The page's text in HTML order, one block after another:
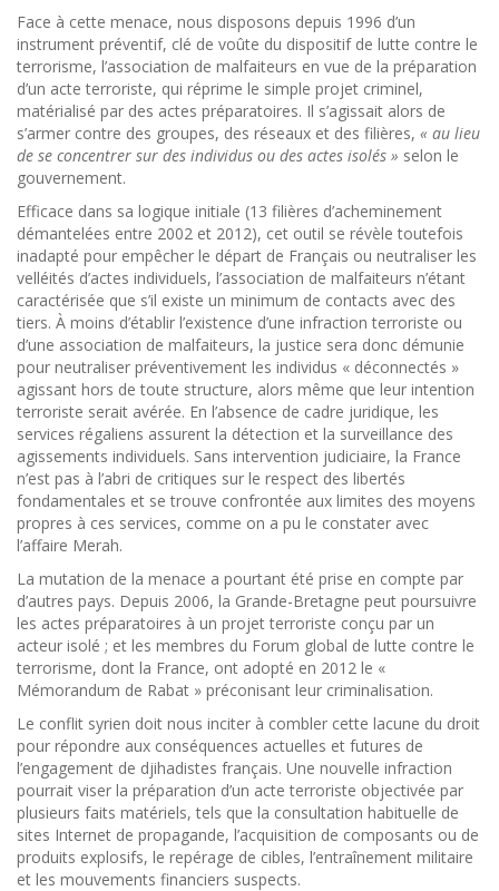
Face à cette menace, nous disposons depuis 1996 d’un
instrument préventif, clé de voûte du dispositif de lutte contre le
terrorisme, l’association de malfaiteurs en vue de la préparation
d’un acte terroriste, qui réprime le simple projet criminel,
matérialisé par des actes préparatoires. Il s’agissait alors de
s’armer contre des groupes, des réseaux et des filières, « au lieu
de se concentrer sur des individus ou des actes isolés » selon le
gouvernement.
Efficace dans sa logique initiale (13 filières d’acheminement
démantelées entre 2002 et 2012), cet outil se révèle toutefois
inadapté pour empêcher le départ de Français ou neutraliser les
velléités d’actes individuels, l’association de malfaiteurs n’étant
caractérisée que s’il existe un minimum de contacts avec des
tiers. À moins d’établir l’existence d’une infraction terroriste ou
d’une association de malfaiteurs, la justice sera donc démunie
pour neutraliser préventivement les individus « déconnectés »
agissant hors de toute structure, alors même que leur intention
terroriste serait avérée. En l’absence de cadre juridique, les
services régaliens assurent la détection et la surveillance des
agissements individuels. Sans intervention judiciaire, la France
n’est pas à l’abri de critiques sur le respect des libertés
fondamentales et se trouve confrontée aux limites des moyens
propres à ces services, comme on a pu le constater avec
l’affaire Merah.
La mutation de la menace a pourtant été prise en compte par
d’autres pays. Depuis 2006, la Grande-Bretagne peut poursuivre
les actes préparatoires à un projet terroriste conçu par un
acteur isolé ; et les membres du Forum global de lutte contre le
terrorisme, dont la France, ont adopté en 2012 le «
Mémorandum de Rabat » préconisant leur criminalisation.
Le conflit syrien doit nous inciter à combler cette lacune du droit
pour répondre aux conséquences actuelles et futures de
l’engagement de djihadistes français. Une nouvelle infraction
pourrait viser la préparation d’un acte terroriste objectivée par
plusieurs faits matériels, tels que la consultation habituelle de
sites Internet de propagande, l’acquisition de composants ou de
produits explosifs, le repérage de cibles, l’entraînement militaire
et les mouvements financiers suspects.